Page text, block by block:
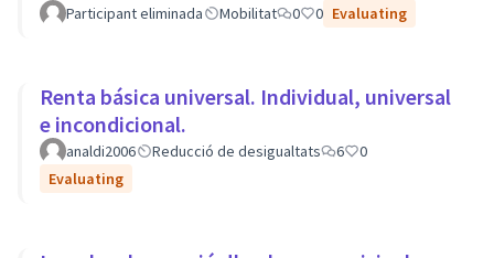
Participant eliminada Mobilitat 0 0 Evaluating
Renta básica universal. Individual, universal
e incondicional.
analdi2006 Reducció de desigualtats 6
0
Evaluating